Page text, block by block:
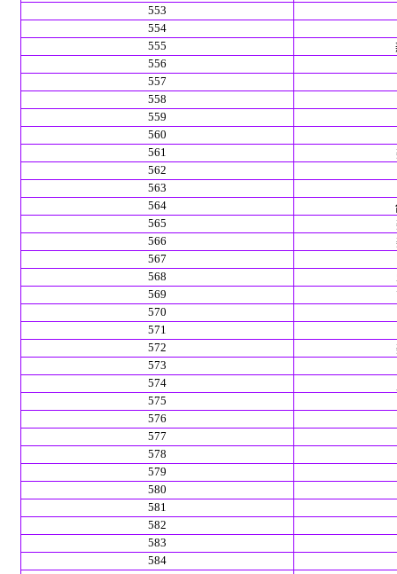
553
554
555
556
557
558
559
560
561
562
563
564
565
566
567
568
569
570
571
572
573
574
575
576
577
578
579
580
581
582
583
584